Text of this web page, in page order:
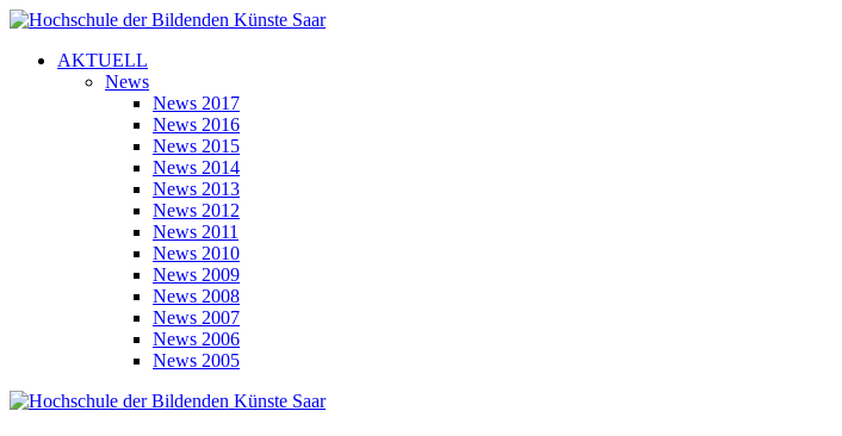
AKTUELL
News
News 2017
News 2016
News 2015
News 2014
News 2013
News 2012
News 2011
News 2010
News 2009
News 2008
News 2007
News 2006
News 2005